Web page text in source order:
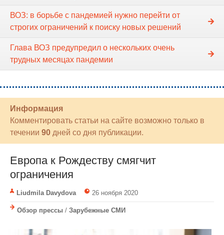
ВОЗ: в борьбе с пандемией нужно перейти от
строгих ограничений к поиску новых решений
Глава ВОЗ предупредил о нескольких очень
трудных месяцах пандемии
Информация
Комментировать статьи на сайте возможно только в
течении 90 дней со дня публикации.
Европа к Рождеству смягчит
ограничения
Liudmila Davydova 26 ноября 2020
Обзор прессы / Зарубежные СМИ